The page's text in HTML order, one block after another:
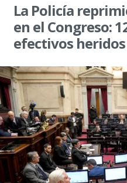
La Policía
en el Congreso:
efectivos heridos